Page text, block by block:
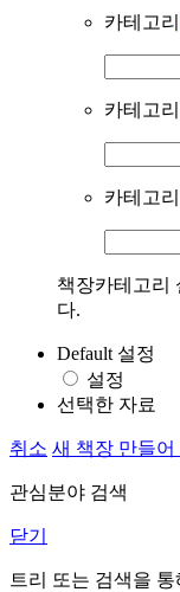
카테고리
카테고리
카테고리
책장카테고리
다.
Default 설정
설정
선택한 자료
취소 새 책장 만들어
관심분야 검색
닫기
트리 또는 검색을